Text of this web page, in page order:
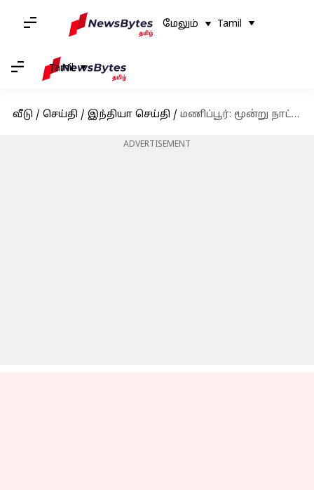
மேலும் Tamil
Tamil
வீடு / செய்தி / இந்தியா செய்தி / மணிப்பூர்: மூன்று நாட்களுக்குப் பிறகு ஐந்து மாவட்டங்களில் நிபந்தனையுடன் நீக்கப்பட்ட இணையத்தடை
ADVERTISEMENT